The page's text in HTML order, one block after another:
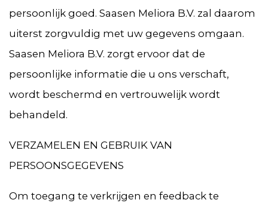
persoonlijk goed. Saasen Meliora B.V. zal daarom
uiterst zorgvuldig met uw gegevens omgaan.
Saasen Meliora B.V. zorgt ervoor dat de
persoonlijke informatie die u ons verschaft,
wordt beschermd en vertrouwelijk wordt
behandeld.
VERZAMELEN EN GEBRUIK VAN
PERSOONSGEGEVENS
Om toegang te verkrijgen en feedback te